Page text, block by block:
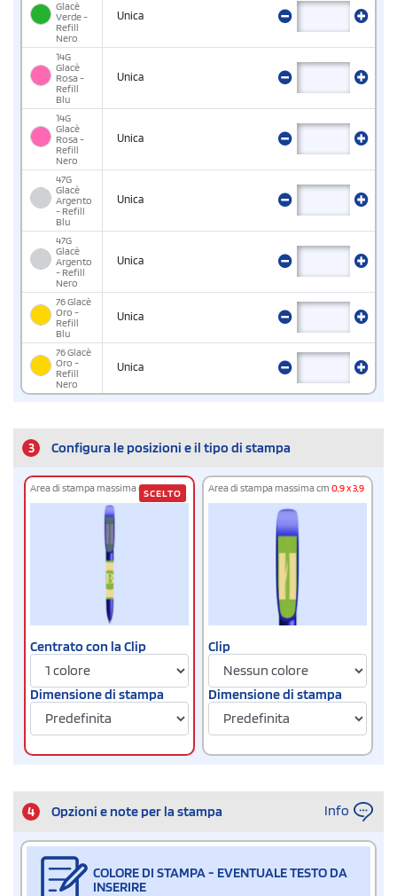
Glacè
Verde -
Refill
Nero
Unica
14G
Glacè
Rosa -
Refill
Blu
Unica
14G
Glacè
Rosa -
Refill
Nero
Unica
47G
Glacè
Argento
- Refill
Blu
Unica
47G
Glacè
Argento
- Refill
Nero
Unica
76 Glacè
Oro -
Refill
Blu
Unica
76 Glacè
Oro -
Refill
Nero
Unica
3 Configura le posizioni e il tipo di stampa
Area di stampa massima cm2 x 4
Centrato con la Clip
Dimensione di stampa
SCELTO Area di stampa massima cm 0,9 x 3,9
Clip
Dimensione di stampa
4 Opzioni e note per la stampa Info
COLORE DI STAMPA - EVENTUALE TESTO DA
INSERIRE